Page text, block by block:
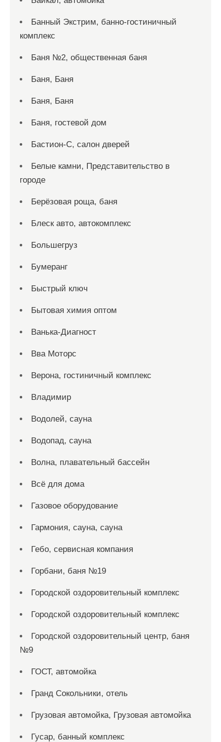
Банный Экстрим, банно-гостиничный
комплекс
Баня №2, общественная баня
Баня, Баня
Баня, Баня
Баня, гостевой дом
Бастион-С, салон дверей
Белые камни, Представительство в
городе
Берёзовая роща, баня
Блеск авто, автокомплекс
Большегруз
Бумеранг
Быстрый ключ
Бытовая химия оптом
Ванька-Диагност
Вва Моторс
Верона, гостиничный комплекс
Владимир
Водолей, сауна
Водопад, сауна
Волна, плавательный бассейн
Всё для дома
Газовое оборудование
Гармония, сауна, сауна
Гебо, сервисная компания
Горбани, баня №19
Городской оздоровительный комплекс
Городской оздоровительный комплекс
Городской оздоровительный центр, баня
№9
ГОСТ, автомойка
Гранд Сокольники, отель
Грузовая автомойка, Грузовая автомойка
Гусар, банный комплекс